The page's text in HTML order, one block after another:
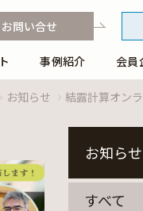
事例紹介 会員
お問い合せ
お知らせ 結露計算オン
お知らせ
すべて